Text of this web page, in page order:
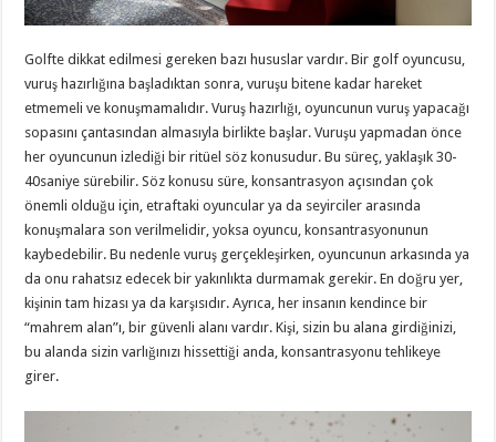
Golfte dikkat edilmesi gereken bazı hususlar vardır. Bir golf oyuncusu,
vuruş hazırlığına başladıktan sonra, vuruşu bitene kadar hareket
etmemeli ve konuşmamalıdır. Vuruş hazırlığı, oyuncunun vuruş yapacağı
sopasını çantasından almasıyla birlikte başlar. Vuruşu yapmadan önce
her oyuncunun izlediği bir ritüel söz konusudur. Bu süreç, yaklaşık 30-
40saniye sürebilir. Söz konusu süre, konsantrasyon açısından çok
önemli olduğu için, etraftaki oyuncular ya da seyirciler arasında
konuşmalara son verilmelidir, yoksa oyuncu, konsantrasyonunun
kaybedebilir. Bu nedenle vuruş gerçekleşirken, oyuncunun arkasında ya
da onu rahatsız edecek bir yakınlıkta durmamak gerekir. En doğru yer,
kişinin tam hizası ya da karşısıdır. Ayrıca, her insanın kendince bir
“mahrem alan”ı, bir güvenli alanı vardır. Kişi, sizin bu alana girdiğinizi,
bu alanda sizin varlığınızı hissettiği anda, konsantrasyonu tehlikeye
girer.